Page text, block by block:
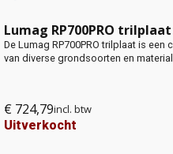
Lumag RP700PRO trilplaat
De Lumag RP700PRO trilplaat is
van diverse grondsoorten en
€ 724,79incl. btw
Uitverkocht